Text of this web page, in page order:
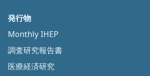
発行物
Monthly IHEP
調査研究報告書
医療経済研究